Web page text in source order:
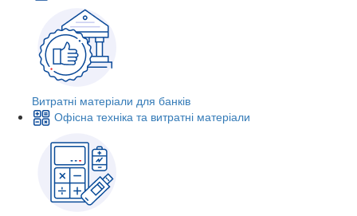
Витратні матеріали для банків
Офісна техніка та витратні матеріали